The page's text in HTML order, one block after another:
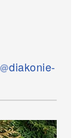
diakonie-